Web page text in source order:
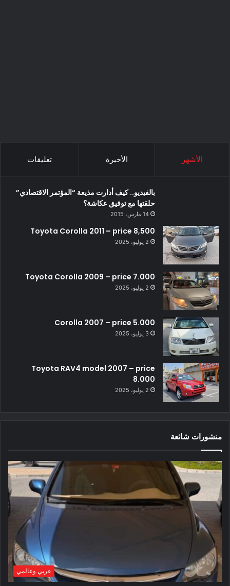
الأشهر الأخيرة تعليقات
بالفيديو.. كيف أدارت مذيعة “المؤتمر الاقتصادي”
حلقتها مع توفيق عكاشة؟
14 مارس، 2015
Toyota Corolla 2011 – price 8,500
2 يوليو، 2025
Toyota Corolla 2009 – price 7.000
2 يوليو، 2025
Corolla 2007 – price 5.000
3 يوليو، 2025
Toyota RAV4 model 2007 – price
8.000
2 يوليو، 2025
منشورات شائعة
عربي وعالمي